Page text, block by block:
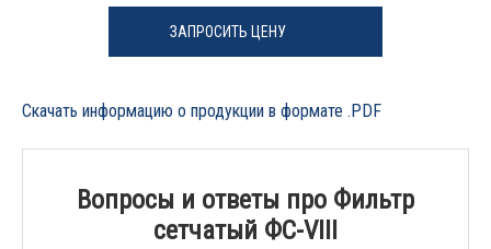
ЗАПРОСИТЬ ЦЕНУ
Скачать информацию о продукции в формате .PDF
Вопросы и ответы про Фильтр
сетчатый ФС-VIII